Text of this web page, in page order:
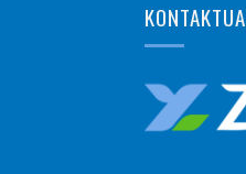
KONTAKTUA